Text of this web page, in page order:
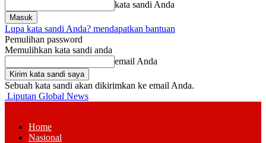
kata sandi Anda
Lupa kata sandi Anda? mendapatkan bantuan
Pemulihan password
Memulihkan kata sandi anda
email Anda
Sebuah kata sandi akan dikirimkan ke email Anda.
Liputan Global News
Home
Nasional